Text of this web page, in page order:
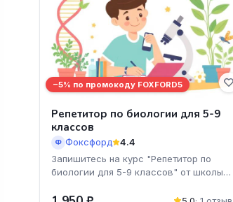
−5% по промокоду FOXFORD5
Репетитор по биологии для 5-9
классов
Ф Фоксфорд
4.4
Запишитесь на курс "Репетитор по
биологии для 5-9 классов" от школы
мир биологии! Наши